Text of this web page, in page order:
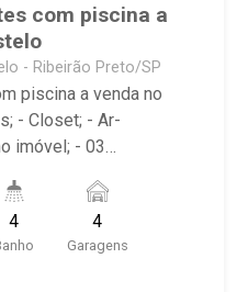
com piscina a
- Ribeirão Preto/SP
piscina a venda no
- Closet; - Ar-
imóvel; - 03
- Sala dois
- Área de Serviço
em vidro; -
4 4
Garagens